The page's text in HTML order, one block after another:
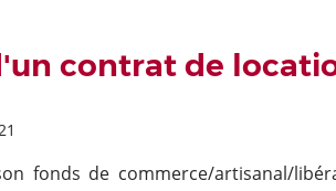
contrat de
fonds de commerce/artisanal/